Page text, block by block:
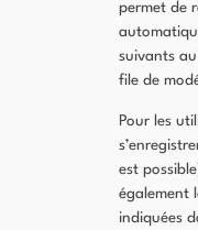
permet de
suivants
file de
Pour les
est
également
indiquées